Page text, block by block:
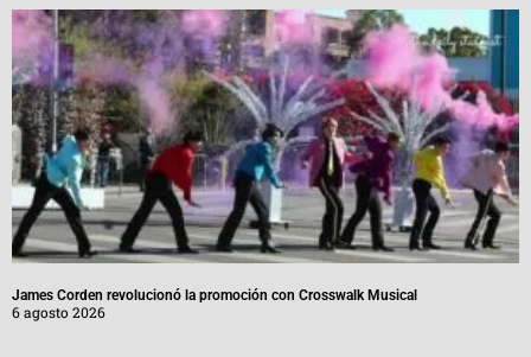
James Corden revolucionó la promoción con Crosswalk Musical
6 agosto 2026